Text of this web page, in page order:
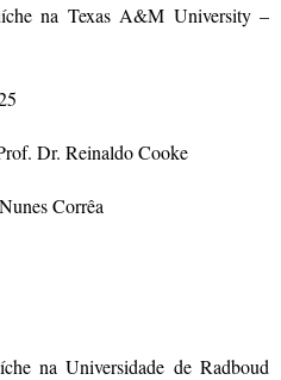
na Texas A&M University–
Dr. Reinaldo Cooke
Corrêa
na Universidade de Radboud